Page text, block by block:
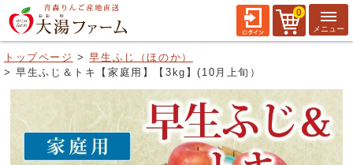
0
トップページ
早生ふじ（ほのか）
早生ふじ＆トキ【家庭用】【3kg】(10月上旬）